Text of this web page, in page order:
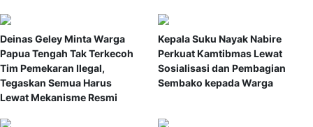
Deinas Geley Minta Warga
Papua Tengah Tak Terkecoh
Tim Pemekaran Ilegal,
Tegaskan Semua Harus
Lewat Mekanisme Resmi
Kepala Suku Nayak Nabire
Perkuat Kamtibmas Lewat
Sosialisasi dan Pembagian
Sembako kepada Warga